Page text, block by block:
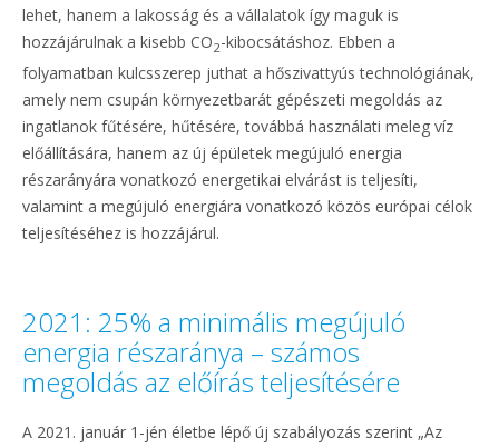
lehet, hanem a lakosság és a vállalatok így maguk is
hozzájárulnak a kisebb CO2-kibocsátáshoz. Ebben a
folyamatban kulcsszerep juthat a hőszivattyús technológiának,
amely nem csupán környezetbarát gépészeti megoldás az
ingatlanok fűtésére, hűtésére, továbbá használati meleg víz
előállítására, hanem az új épületek megújuló energia
részarányára vonatkozó energetikai elvárást is teljesíti,
valamint a megújuló energiára vonatkozó közös európai célok
teljesítéséhez is hozzájárul.
2021: 25% a minimális megújuló
energia részaránya – számos
megoldás az előírás teljesítésére
A 2021. január 1-jén életbe lépő új szabályozás szerint „Az